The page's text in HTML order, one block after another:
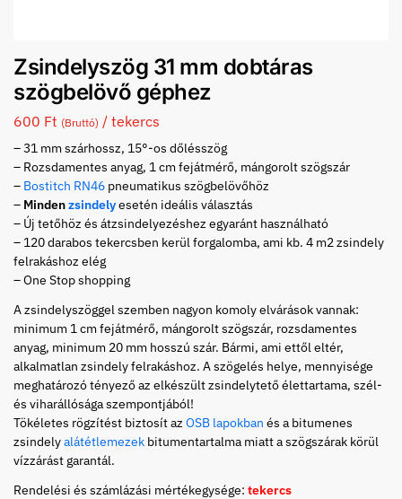
Zsindelyszög 31 mm dobtáras
szögbelövő géphez
600 Ft (Bruttó) / tekercs
– 31 mm szárhossz, 15°-os dőlésszög
– Rozsdamentes anyag, 1 cm fejátmérő, mángorolt szögszár
– Bostitch RN46 pneumatikus szögbelövőhöz
– Mindenzsindelyesetén ideális választás
– Új tetőhöz és átzsindelyezéshez egyaránt használható
– 120 darabos tekercsben kerül forgalomba, ami kb. 4 m2 zsindely
felrakáshoz elég
– One Stop shopping
A zsindelyszöggel szemben nagyon komoly elvárások vannak:
minimum 1 cm fejátmérő, mángorolt szögszár, rozsdamentes
anyag, minimum 20 mm hosszú szár. Bármi, ami ettől eltér,
alkalmatlan zsindely felrakáshoz. A szögelés helye, mennyisége
meghatározó tényező az elkészült zsindelytető élettartama, szél-
és viharállósága szempontjából!
Tökéletes rögzítést biztosít az OSB lapokban és a bitumenes
zsindelyalátétlemezek bitumentartalma miatt a szögszárak körül
vízzárást garantál.
Rendelési és számlázási mértékegysége: tekercs